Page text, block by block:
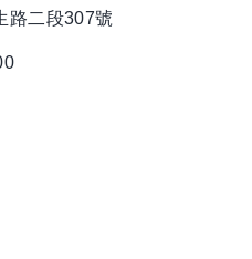
路二段307號